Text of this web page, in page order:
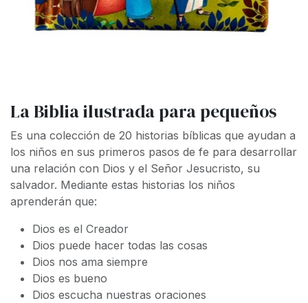
La Biblia ilustrada para pequeños
Es una colección de 20 historias bíblicas que ayudan a
los niños en sus primeros pasos de fe para desarrollar
una relación con Dios y el Señor Jesucristo, su
salvador. Mediante estas historias los niños
aprenderán que:
Dios es el Creador
Dios puede hacer todas las cosas
Dios nos ama siempre
Dios es bueno
Dios escucha nuestras oraciones